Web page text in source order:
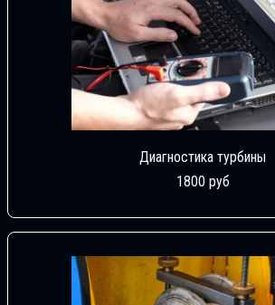
Диагностика турбины
1800 руб